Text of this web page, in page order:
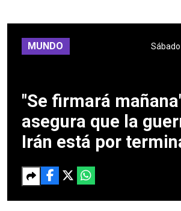
MUNDO
"Se firmará
asegura que la
Irán está por